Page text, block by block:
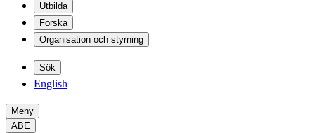
Utbilda
Forska
Organisation och styrning
Sök
English
Meny
ABE